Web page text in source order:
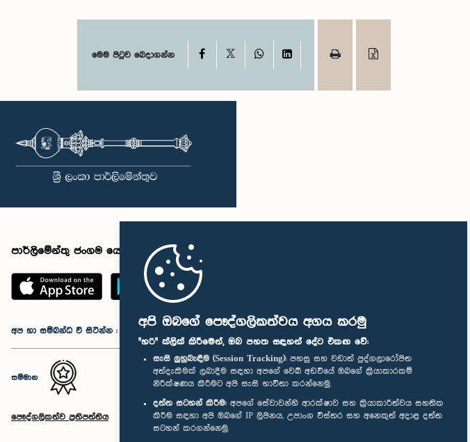
අපි ඔබගේ පෞද්ගලිකත්වය අගය කරමු
"හරි" ක්ලික් කිරීමෙන්, ඔබ පහත සඳහන් දේට එකඟ වේ:
සැසි ලුහුබැඳීම (Session Tracking): පහසු සහ වඩාත් පුද්ගලාරෝපිත
අත්දැකීමක් ලබාදීම සඳහා අපගේ වෙබ් අඩවියේ ඔබගේ ක්‍රියාකාරකම්
නිරීක්ෂණය කිරීමට අපි සැසි භාවිතා කරන්නෙමු.
දත්ත සටහන් කිරීම: අපගේ සේවාවන්හි ආරක්ෂාව සහ ක්‍රියාකාරීත්වය සහතික
කිරීම සඳහා අපි ඔබගේ IP ලිපිනය, උපාංග විස්තර සහ අනෙකුත් අදාළ දත්ත
සටහන් කරගන්නෙමු.
මෙම පිටුව බෙදාගන්න Facebook WhatsAppLinkedIn
පාර්ලිමේන්තු ජංගම යෙදුම
අප හා සම්බන්ධ වී සිටින්න :
සම්මාන
පෞද්ගලිකත්ව ප්‍රතිපත්තිය